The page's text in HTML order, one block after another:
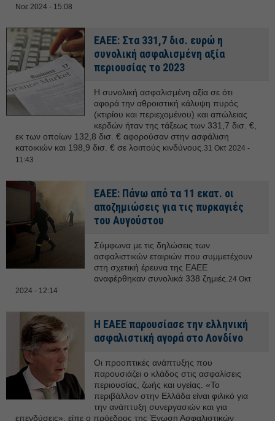
Νοε 2024 - 15:08
ΕΑΕΕ: Στα 331,7 δισ. ευρώ η
συνολική ασφαλισμένη αξία
περιουσίας το 2023
Η συνολική ασφαλισμένη αξία σε ότι
αφορά την αθροιστική κάλυψη πυρός
(κτιρίου και περιεχομένου) και απώλειας
κερδών ήταν της τάξεως των 331,7 δισ. €,
εκ των οποίων 132,8 δισ. € αφορούσαν στην ασφάλιση
κατοικιών και 198,9 δισ. € σε λοιπούς κινδύνους. 31 Οκτ 2024 -
11:43
ΕΑΕΕ: Πάνω από τα 11 εκατ. οι
αποζημιώσεις για τις πυρκαγιές
του Αυγούστου
Σύμφωνα με τις δηλώσεις των
ασφαλιστικών εταιριών που συμμετέχουν
στη σχετική έρευνα της ΕΑΕΕ
αναφέρθηκαν συνολικά 338 ζημιές. 24 Οκτ
2024 - 12:14
Η ΕΑΕΕ παρουσίασε την ελληνική
ασφαλιστική αγορά στο Λονδίνο
Οι προοπτικές ανάπτυξης που
παρουσιάζει ο κλάδος στις ασφαλίσεις
περιουσίας, ζωής και υγείας. «Το
περιβάλλον στην Ελλάδα είναι φιλικό για
την ανάπτυξη συνεργασιών και για
επενδύσεις», είπε ο πρόεδρος της Ένωση Ασφαλιστικών